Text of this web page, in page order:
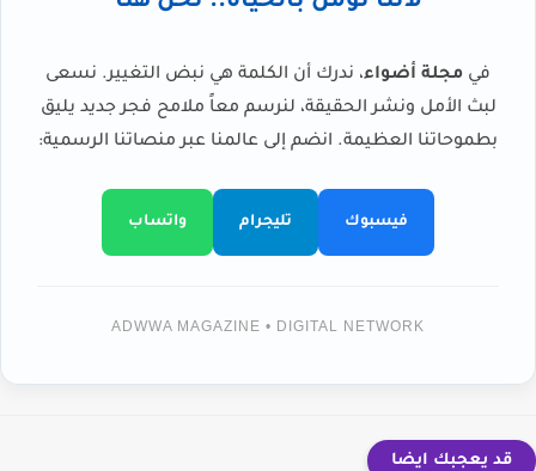
في مجلة أضواء، ندرك أن الكلمة هي نبض التغيير. نسعى
لبث الأمل ونشر الحقيقة، لنرسم معاً ملامح فجر جديد يليق
بطموحاتنا العظيمة. انضم إلى عالمنا عبر منصاتنا الرسمية:
فيسبوك تليجرام واتساب
ADWWA MAGAZINE • DIGITAL NETWORK
قد يعجبك ايضا